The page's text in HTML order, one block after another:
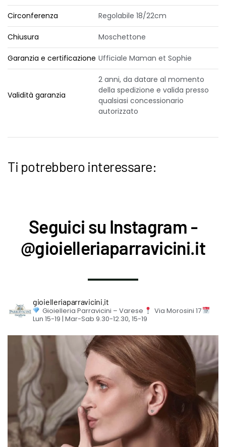
Circonferenza Regolabile 18/22cm
Chiusura Moschettone
Garanzia e certificazione Ufficiale Maman et Sophie
Validità garanzia
2 anni, da datare al momento
della spedizione e valida presso
qualsiasi concessionario
autorizzato
Ti potrebbero interessare:
Seguici su Instagram -
@gioielleriaparravicini.it
gioielleriaparravicini.it
Gioielleria Parravicini – Varese
Via Morosini 17
Lun 15-19 | Mar-Sab 9.30-12.30, 15-19